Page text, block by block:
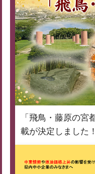
「飛鳥・藤原の宮
載が決定しました！